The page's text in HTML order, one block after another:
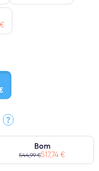
?
Bom
544,99 €517,74 €